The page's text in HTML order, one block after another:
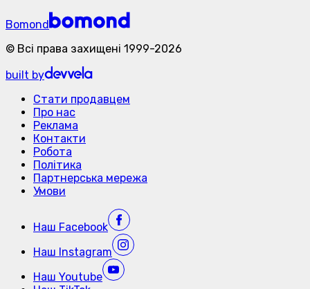
Bomond
© Всі права захищені 1999-2026
built by
Стати продавцем
Про нас
Реклама
Контакти
Робота
Політика
Партнерська мережа
Умови
Наш Facebook
Наш Instagram
Наш Youtube